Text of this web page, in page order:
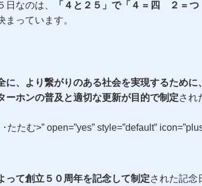
なのは、
「４と２５」で「４ = 四 ２ =
まっています。
に、より繋がりのある社会を実現するために
ーホンの普及と適切な更新が目的で制定され
たむ>” open=”yes” style=”default”
って創立５０周年を記念して制定された記念